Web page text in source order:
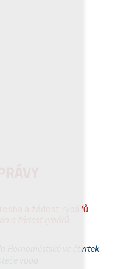
Na Hornoměstské ve čtvrtek